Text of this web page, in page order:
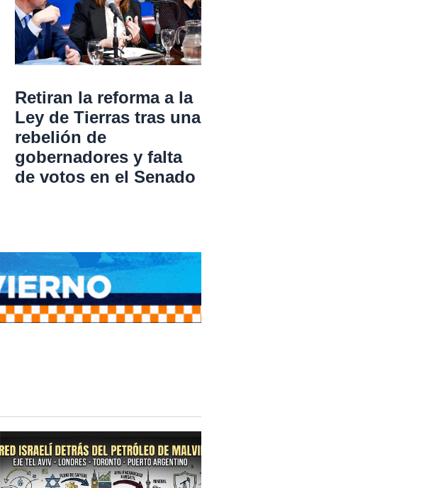
Retiran la reforma a la
Ley de Tierras tras una
rebelión de
gobernadores y falta
de votos en el Senado